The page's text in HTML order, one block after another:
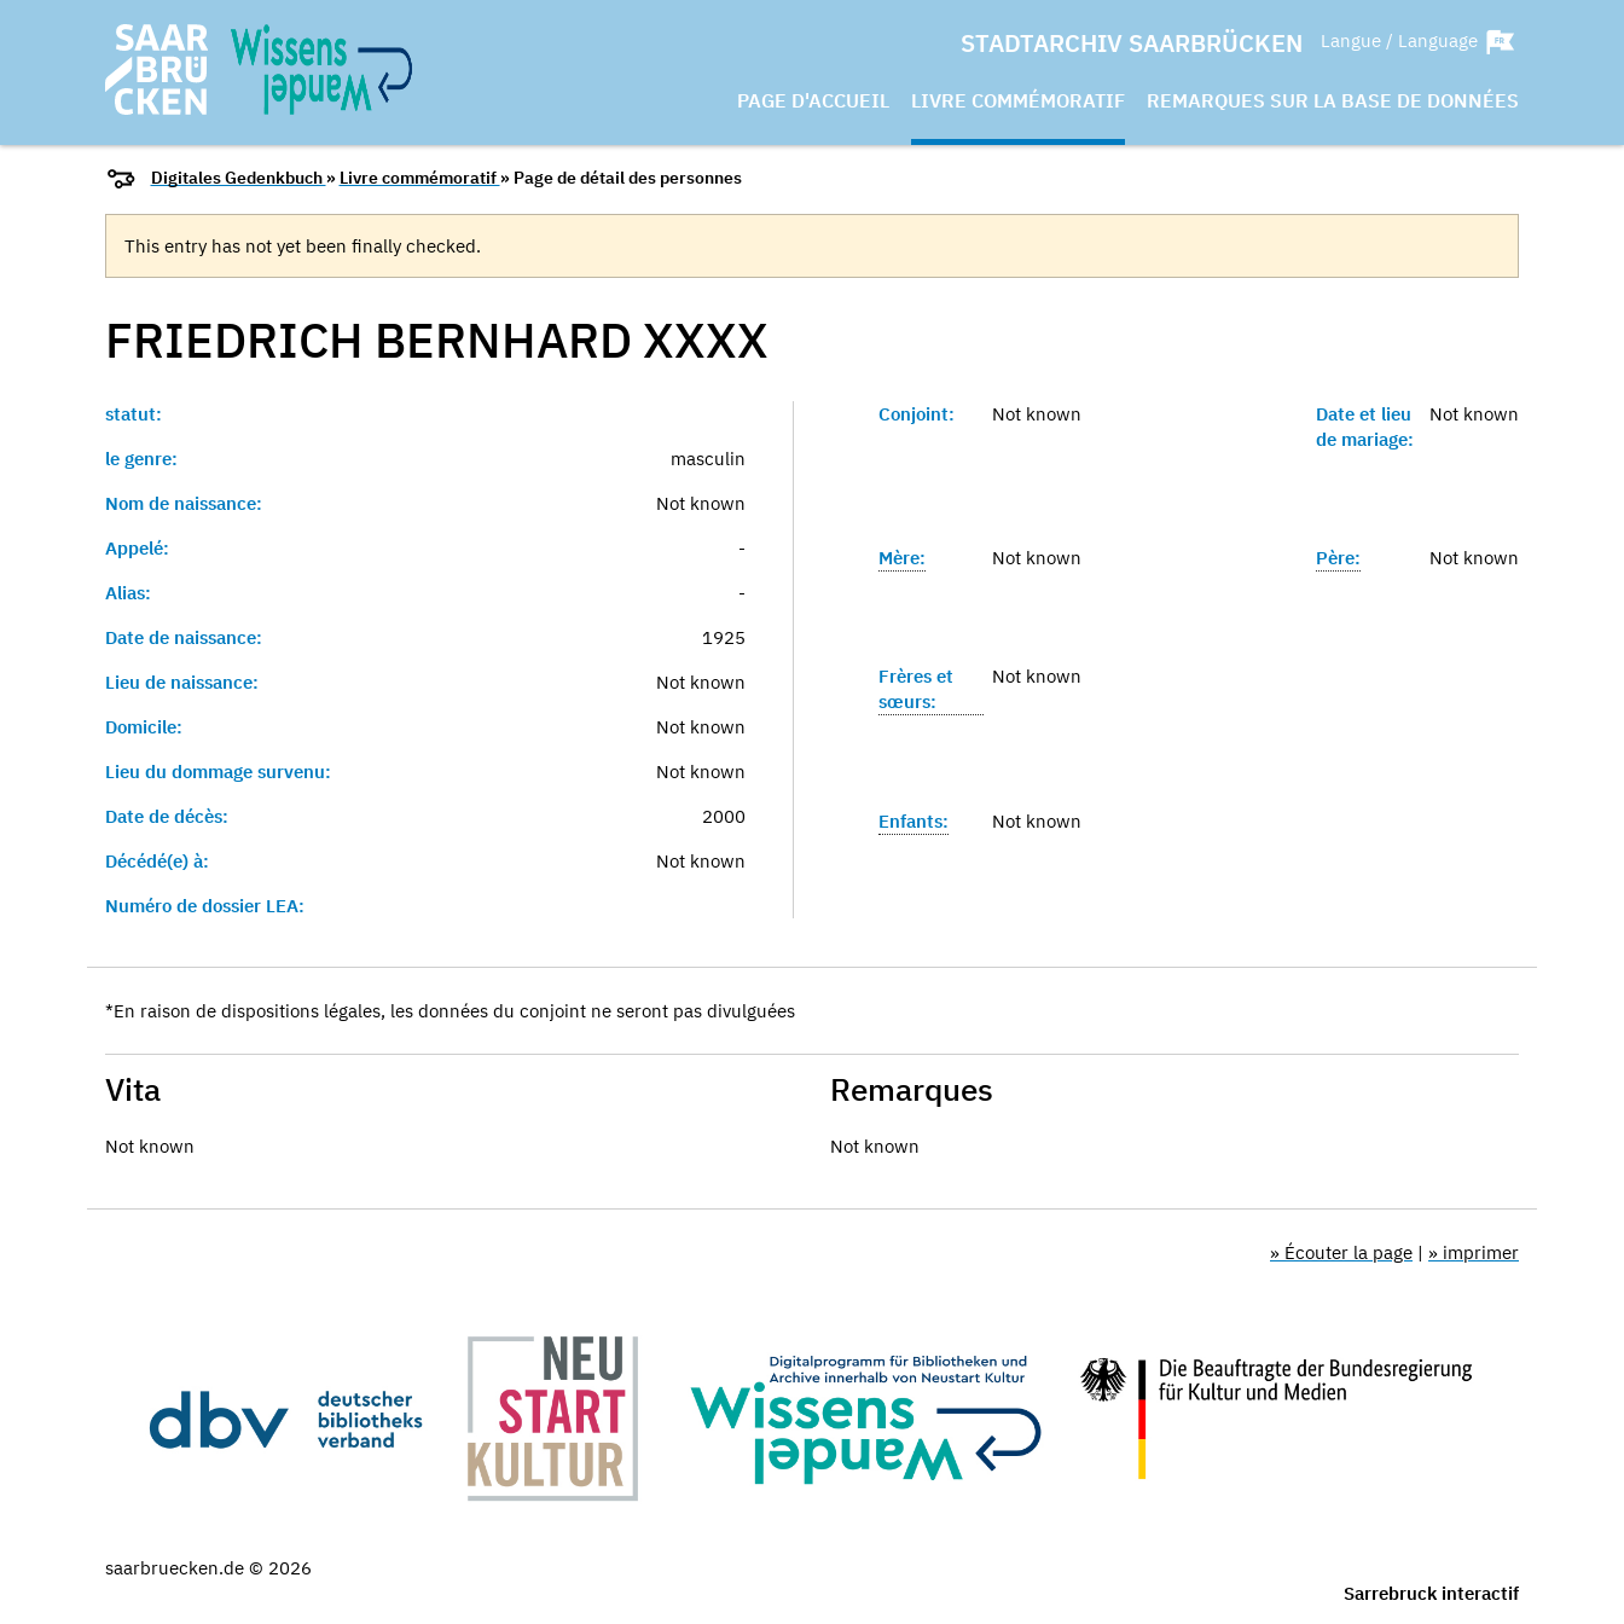
STADTARCHIV SAARBRÜCKEN Langue / Language
PAGE D'ACCUEIL LIVRE COMMÉMORATIF REMARQUES SUR LA BASE DE DONNÉES
Digitales Gedenkbuch » Livre commémoratif » Page de détail des personnes
This entry has not yet been finally checked.
FRIEDRICH BERNHARD XXXX
statut:
le genre:
masculin
Nom de naissance:
Not known
Appelé:
-
Alias:
-
Date de naissance:
1925
Lieu de naissance:
Not known
Domicile:
Not known
Lieu du dommage survenu:
Not known
Date de décès:
2000
Décédé(e) à:
Not known
Numéro de dossier LEA:
Conjoint: Not known
Date et lieu
de mariage:
Not known
Mère: Not known Père: Not known
Frères et
sœurs:
Not known
Enfants: Not known
*En raison de dispositions légales, les données du conjoint ne seront pas divulguées
Vita
Not known
Remarques
Not known
» Écouter la page | » imprimer
saarbruecken.de © 2026
Sarrebruck interactif